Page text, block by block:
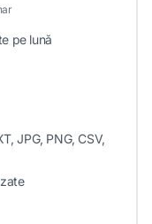
pe lună
JPG, PNG, CSV,